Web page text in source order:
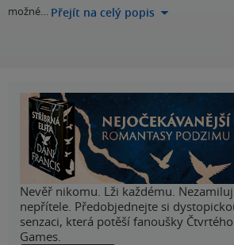
možné… Přejít na celý popis
Nevěř nikomu. Lži každému.
nepřítele. Předobjednejte si
senzaci, která potěší fanoušky
Games.